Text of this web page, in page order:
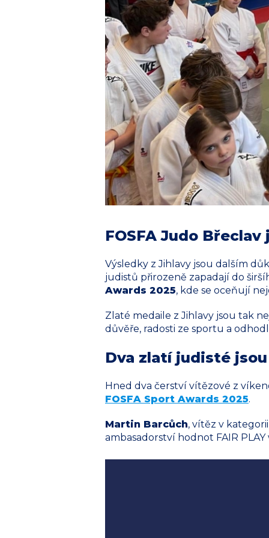
FOSFA Judo
Výsledky z Jihlavy jsou dalším
judistů přirozeně zapadají do
Awards 2025, kde se oceňují
Zlaté medaile z Jihlavy jsou tak
důvěře, radosti ze sportu a
Dva zlatí judisté jsou
Hned dva čerství vítězové z
FOSFA Sport Awards 2025.
Martin Barcůch, vítěz v
ambasadorství hodnot FAIR